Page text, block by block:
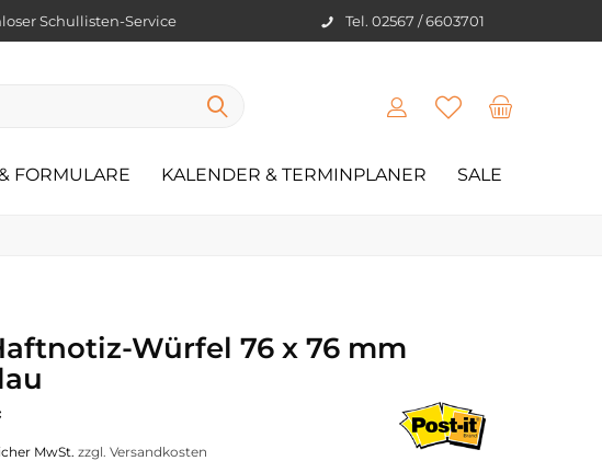
Schullisten-Service Tel. 02567 / 6603701
FORMULARE KALENDER & TERMINPLANER SALE
Würfel 76 x 76 mm
MwSt. zzgl. Versandkosten